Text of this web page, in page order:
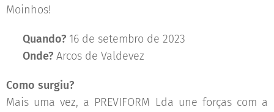
Moinhos! 🎨♻️
Quando? 16 de setembro de 2023
Onde? Arcos de Valdevez
Como surgiu?
Mais uma vez, a PREVIFORM Lda une forças com a